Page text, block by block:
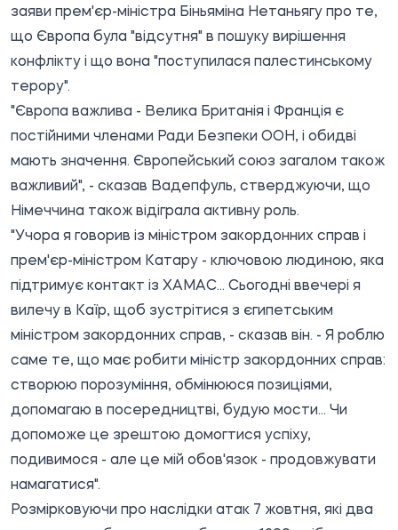
заяви прем'єр-міністра Біньяміна Нетаньягу про те,
що Європа була "відсутня" в пошуку вирішення
конфлікту і що вона "поступилася палестинському
терору".
"Європа важлива - Велика Британія і Франція є
постійними членами Ради Безпеки ООН, і обидві
мають значення. Європейський союз загалом також
важливий", - сказав Вадепфуль, стверджуючи, що
Німеччина також відіграла активну роль.
"Учора я говорив із міністром закордонних справ і
прем'єр-міністром Катару - ключовою людиною, яка
підтримує контакт із ХАМАС... Сьогодні ввечері я
вилечу в Каїр, щоб зустрітися з єгипетським
міністром закордонних справ, - сказав він. - Я роблю
саме те, що має робити міністр закордонних справ:
створюю порозуміння, обмінююся позиціями,
допомагаю в посередництві, будую мости... Чи
допоможе це зрештою домогтися успіху,
подивимося - але це мій обов'язок - продовжувати
намагатися".
Розмірковуючи про наслідки атак 7 жовтня, які два